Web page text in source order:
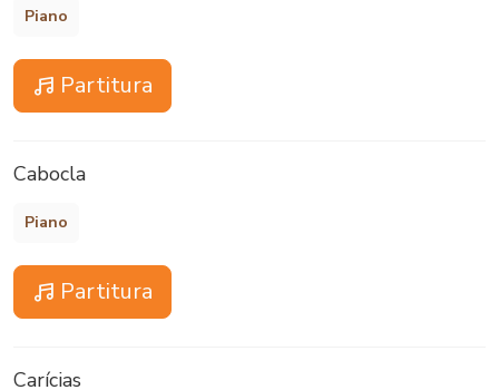
Piano
Partitura
Cabocla
Piano
Partitura
Carícias